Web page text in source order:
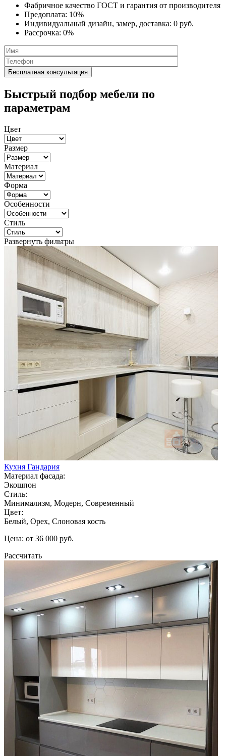
Фабричное качество ГОСТ и гарантия от производителя
Предоплата: 10%
Индивидуальный дизайн, замер, доставка: 0 руб.
Рассрочка: 0%
Быстрый подбор мебели по
параметрам
Цвет
Размер
Материал
Форма
Особенности
Стиль
Развернуть фильтры
Кухня Гандария
Материал фасада:
Экошпон
Стиль:
Минимализм, Модерн, Современный
Цвет:
Белый, Орех, Слоновая кость
Цена: от 36 000 руб.
Рассчитать